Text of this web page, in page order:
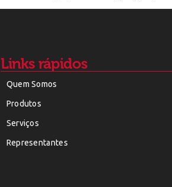
Links rápidos
Quem Somos
Produtos
Serviços
Representantes